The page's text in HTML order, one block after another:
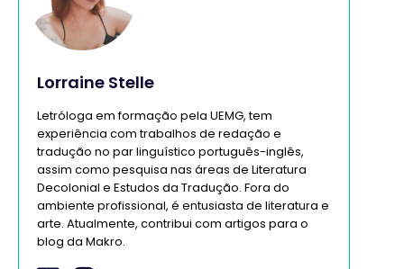
Lorraine Stelle
Letróloga em formação pela UEMG, tem
experiência com trabalhos de redação e
tradução no par linguístico português-inglês,
assim como pesquisa nas áreas de Literatura
Decolonial e Estudos da Tradução. Fora do
ambiente profissional, é entusiasta de literatura e
arte. Atualmente, contribui com artigos para o
blog da Makro.